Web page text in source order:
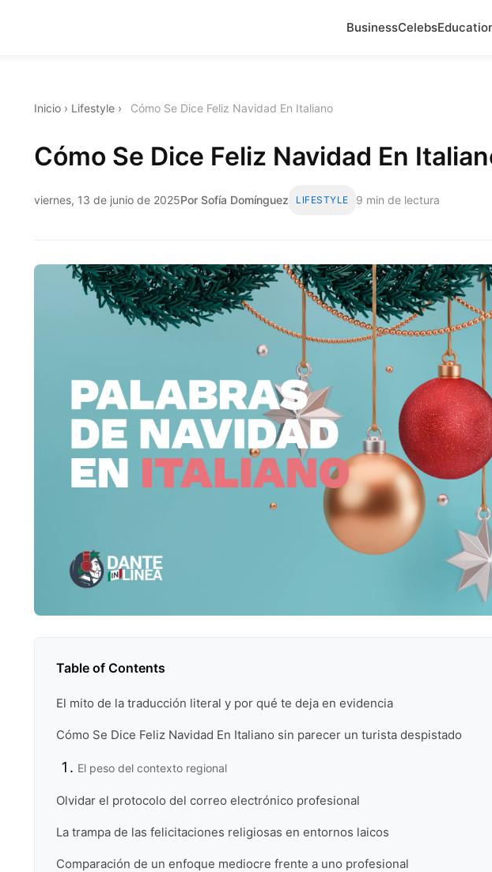
BusinessCelebs
Inicio › Lifestyle › Cómo Se Dice Feliz Navidad En Italiano
Cómo Se Dice Feliz Navidad En
viernes, 13 de junio de 2025Por Sofía Domínguez LIFESTYLE 9 min de lectura
Table of Contents
El mito de la traducción literal y por qué te deja en evidencia
Cómo Se Dice Feliz Navidad En Italiano sin parecer un turista despistado
El peso del contexto regional
Olvidar el protocolo del correo electrónico profesional
La trampa de las felicitaciones religiosas en entornos laicos
Comparación de un enfoque mediocre frente a uno profesional